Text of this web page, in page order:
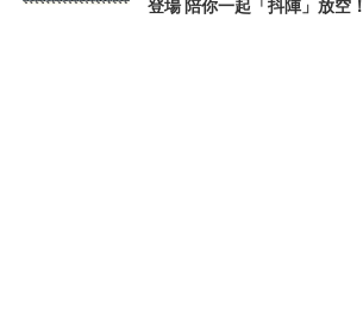
登場 陪你一起「抖陣」放空！